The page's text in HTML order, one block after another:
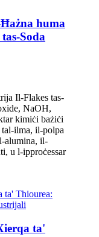
huma
Soda
Il-Flakes tas-
NaOH,
kimiċi bażiċi
ilma, il-polpa
alumina, il-
u l-ipproċessar
ta'